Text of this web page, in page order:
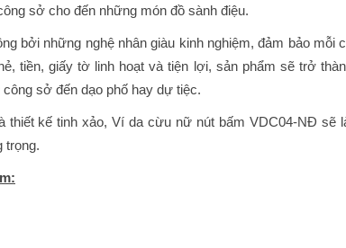
sở cho đến những món đồ sành điệu.
bởi những nghệ nhân giàu kinh nghiệm, đảm bảo
tiền, giấy tờ linh hoạt và tiện lợi, sản phẩm sẽ trở
sở đến dạo phố hay dự tiệc.
thiết kế tinh xảo, Ví da cừu nữ nút bấm VDC04-NĐ sẽ
trọng.